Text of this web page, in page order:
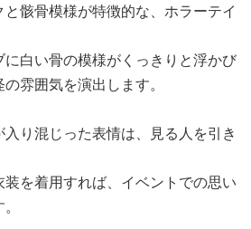
骸骨模様が特徴的な、ホラーテイ
白い骨の模様がくっきりと浮かび
雰囲気を演出します。
り混じった表情は、見る人を引き
を着用すれば、イベントでの思い